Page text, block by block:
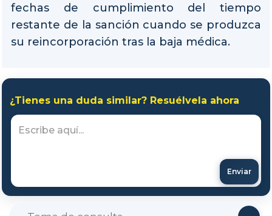
fechas de cumplimiento del tiempo
restante de la sanción cuando se produzca
su reincorporación tras la baja médica.
¿Tienes una duda similar? Resuélvela ahora
Enviar